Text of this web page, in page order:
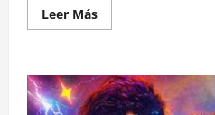
Leer MásLeer
más
de
gabinete?
El